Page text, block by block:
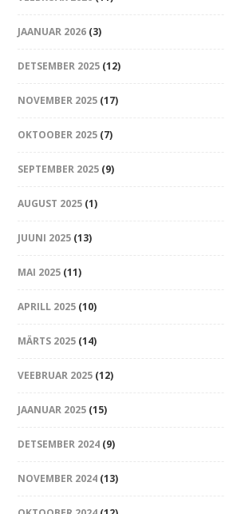
JAANUAR 2026 (3)
DETSEMBER 2025 (12)
NOVEMBER 2025 (17)
OKTOOBER 2025 (7)
SEPTEMBER 2025 (9)
AUGUST 2025 (1)
JUUNI 2025 (13)
MAI 2025 (11)
APRILL 2025 (10)
MÄRTS 2025 (14)
VEEBRUAR 2025 (12)
JAANUAR 2025 (15)
DETSEMBER 2024 (9)
NOVEMBER 2024 (13)